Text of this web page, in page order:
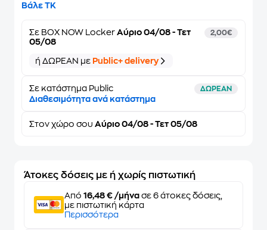
Βάλε ΤΚ
Σε BOX NOW Locker Αύριο 04/08 - Τετ
05/08
2,00€
ή ΔΩΡΕΑΝ με Public+ delivery
Σε κατάστημα Public ΔΩΡΕΑΝ
Διαθεσιμότητα ανά κατάστημα
Στον χώρο σου Αύριο 04/08 - Τετ 05/08
Άτοκες δόσεις με ή χωρίς πιστωτική
Από 16,48 € /μήνα σε 6 άτοκες δόσεις,
με πιστωτική κάρτα
Περισσότερα